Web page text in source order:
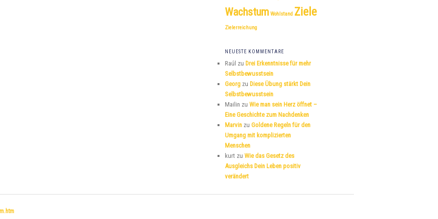
Wachstum Wohlstand Ziele
Zielerreichung
NEUESTE KOMMENTARE
Raúl zu Drei Erkenntnisse für mehr
Selbstbewusstsein
Georg zu Diese Übung stärkt Dein
Selbstbewusstsein
Mailin zu Wie man sein Herz öffnet –
Eine Geschichte zum Nachdenken
Marvin zu Goldene Regeln für den
Umgang mit komplizierten
Menschen
kurt zu Wie das Gesetz des
Ausgleichs Dein Leben positiv
verändert